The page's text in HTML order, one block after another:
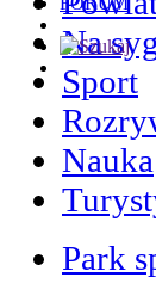
Na
Sport
Nauka
Park